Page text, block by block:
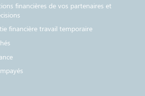
financières de vos partenaires et
financière travail temporaire